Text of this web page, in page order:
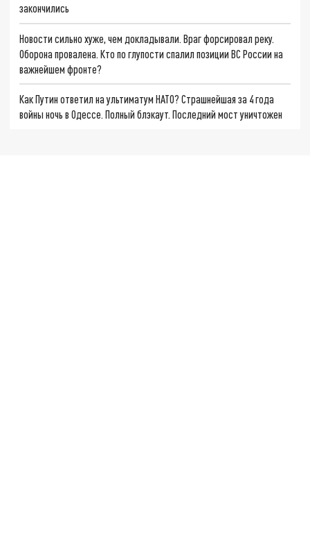
закончились
Новости сильно хуже, чем докладывали. Враг форсировал реку.
Оборона провалена. Кто по глупости спалил позиции ВС России на
важнейшем фронте?
Как Путин ответил на ультиматум НАТО? Страшнейшая за 4 года
войны ночь в Одессе. Полный блэкаут. Последний мост уничтожен